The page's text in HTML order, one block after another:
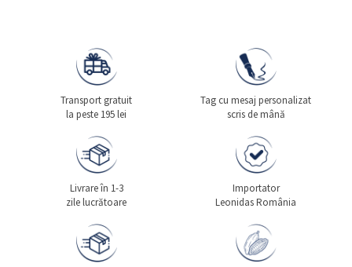
Transport gratuit
la peste 195 lei
Tag cu mesaj personalizat
scris de mână
Livrare în 1-3
zile lucrătoare
Importator
Leonidas România